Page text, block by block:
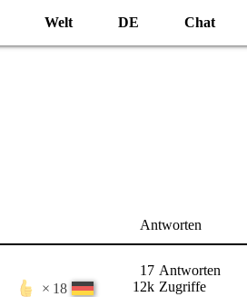
Welt DE Chat
Antworten
18
Antworten
17
Zugriffe
12k